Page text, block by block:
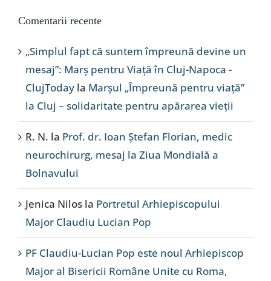
Comentarii recente
„Simplul fapt că suntem împreună devine un
mesaj”: Marș pentru Viață în Cluj-Napoca -
ClujToday la Marșul „Împreună pentru viață”
la Cluj – solidaritate pentru apărarea vieții
R. N. la Prof. dr. Ioan Ștefan Florian, medic
neurochirurg, mesaj la Ziua Mondială a
Bolnavului
Jenica Nilos la Portretul Arhiepiscopului
Major Claudiu Lucian Pop
PF Claudiu-Lucian Pop este noul Arhiepiscop
Major al Bisericii Române Unite cu Roma,